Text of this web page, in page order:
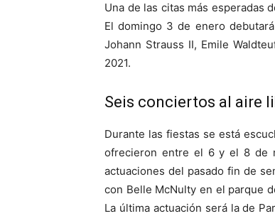
Una de las citas más esperadas
El domingo 3 de enero
Johann Strauss II, Emile
2021.
Seis conciertos al aire
Durante las fiestas se está
ofrecieron entre el 6 y el 8 de
actuaciones del pasado fin de
con Belle McNulty en el parque
La última actuación será la de